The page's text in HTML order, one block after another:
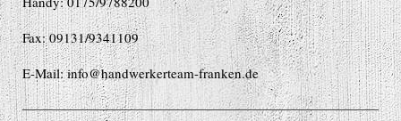
Fax: 09131/9341109
E-Mail: info@handwerkerteam-franken.de